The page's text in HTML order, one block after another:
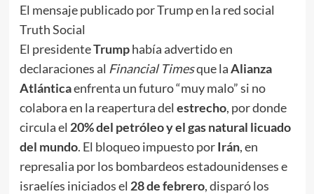
El mensaje publicado por Trump en la red social
Truth Social
El presidenteTrumphabía advertido en
declaraciones al Financial Timesque laAlianza
Atlánticaenfrenta un futuro “muy malo” si no
colabora en la reapertura del estrecho, por donde
circula el 20% del petróleo y el gas natural licuado
del mundo. El bloqueo impuesto porIrán, en
represalia por los bombardeos estadounidenses e
israelíes iniciados el 28 de febrero, disparó los